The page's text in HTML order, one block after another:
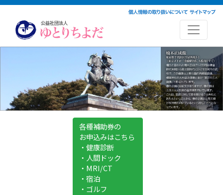
各種補助券の
お申込みはこちら
・健康診断
・人間ドック
・MRI/CT
・宿泊
・ゴルフ